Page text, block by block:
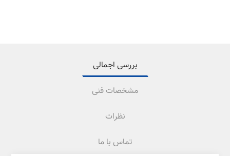
بررسی اجمالی
مشخصات فنی
نظرات
تماس با ما